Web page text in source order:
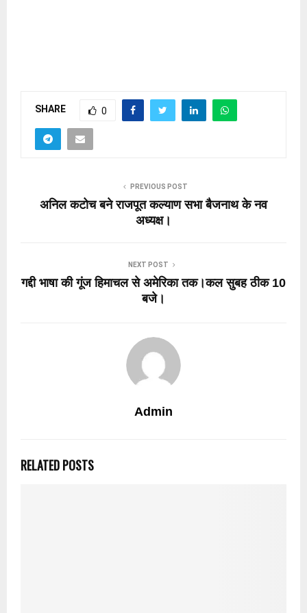
SHARE 0
PREVIOUS POST
अनिल कटोच बने राजपूत कल्याण सभा बैजनाथ के नव
अध्यक्ष।
NEXT POST
गद्दी भाषा की गूंज हिमाचल से अमेरिका तक।कल सुबह ठीक 10
बजे।
Admin
RELATED POSTS